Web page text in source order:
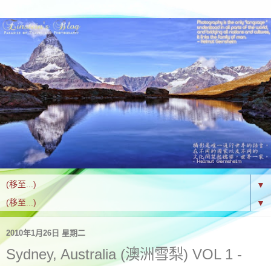
▼
▼
2010年1月26日 星期二
Sydney, Australia (澳洲雪梨) VOL 1 -